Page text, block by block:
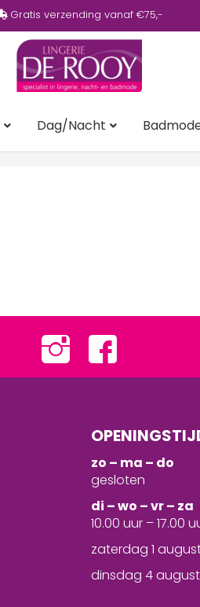
Gratis verzending vanaf €75,-
Dag/Nacht
zo – ma – do
gesloten
di – wo – vr – za
10.00 uur – 17.00
zaterdag 1
dinsdag 4